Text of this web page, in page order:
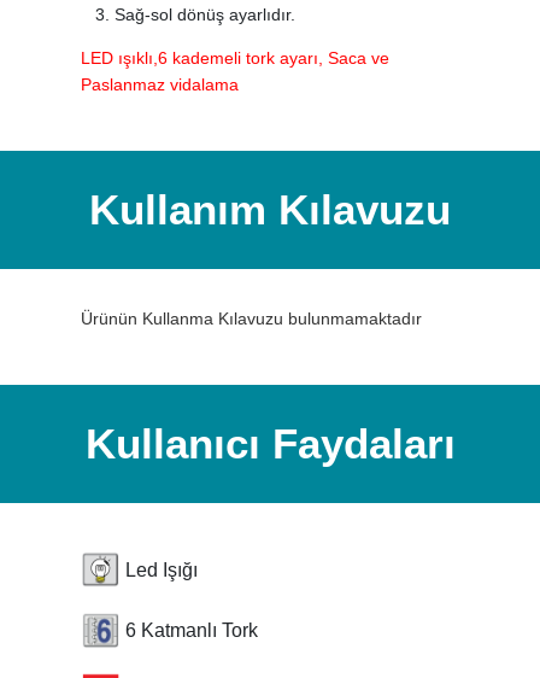
Sağ-sol dönüş ayarlıdır.
LED ışıklı,6 kademeli tork ayarı, Saca ve
Paslanmaz vidalama
Kullanım Kılavuzu
Ürünün Kullanma Kılavuzu bulunmamaktadır
Kullanıcı Faydaları
Led Işığı
6 Katmanlı Tork